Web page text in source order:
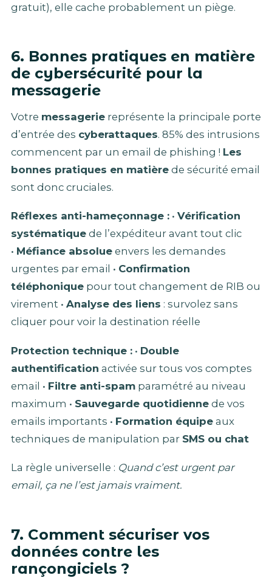
gratuit), elle cache probablement un piège.
6. Bonnes pratiques en matière
de cybersécurité pour la
messagerie
Votre messagerie représente la principale porte
d’entrée des cyberattaques. 85% des intrusions
commencent par un email de phishing ! Les
bonnes pratiques en matière de sécurité email
sont donc cruciales.
Réflexes anti-hameçonnage : • Vérification
systématique de l’expéditeur avant tout clic
• Méfiance absolue envers les demandes
urgentes par email • Confirmation
téléphonique pour tout changement de RIB ou
virement • Analyse des liens : survolez sans
cliquer pour voir la destination réelle
Protection technique : • Double
authentification activée sur tous vos comptes
email • Filtre anti-spam paramétré au niveau
maximum • Sauvegarde quotidienne de vos
emails importants • Formation équipe aux
techniques de manipulation par SMS ou chat
La règle universelle : Quand c’est urgent par
email, ça ne l’est jamais vraiment.
7. Comment sécuriser vos
données contre les
rançongiciels ?